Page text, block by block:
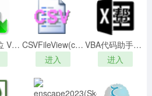
winscp 64位 V5.21.7 中文免费版
CSVFileView(csv文件查看器)v2.4.5中文版
进入
VBA代码助手专业版v3.3.3.2
进入